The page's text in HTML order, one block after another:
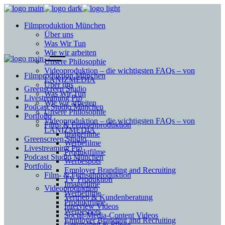
Filmproduktion München
Über uns
Was Wir Tun
Wie wir arbeiten
Unsere Philosophie
Videoproduktion – die wichtigsten FAQs – von
LANIZMEDIA
Greenscreen Studio
Livestreaming Pro
Podcast Studio München
Portfolio
Film- & Fernsehproduktion
Imagefilme
Werbefilme
Produktfilme
Werbespots
Employer Branding and Recruiting
TV Produktion
Videoproduktion
Vertrieb & Kundenberatung
Interview Videos
Social-Media-Content Videos
Filmproduktion München
Über uns
Was Wir Tun
Wie wir arbeiten
Unsere Philosophie
Videoproduktion – die wichtigsten FAQs – von
LANIZMEDIA
Greenscreen Studio
Livestreaming Pro
Podcast Studio München
Portfolio
Film- & Fernsehproduktion
Imagefilme
Werbefilme
Produktfilme
Werbespots
Employer Branding and Recruiting